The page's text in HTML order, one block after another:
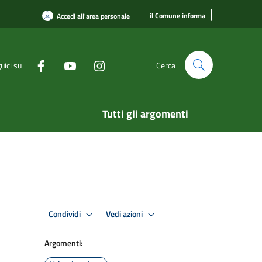
Accedi all'area personale il Comune informa |
su Cerca
Tutti gli argomenti
Condividi Vedi azioni
Argomenti: